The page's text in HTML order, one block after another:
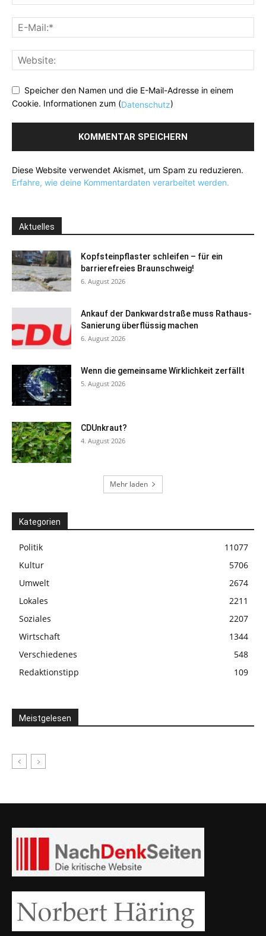
Speicher den Namen und die E-Mail-Adresse in einem
Cookie. Informationen zum (Datenschutz)
Diese Website verwendet Akismet, um Spam zu reduzieren.
Erfahre, wie deine Kommentardaten verarbeitet werden.
Aktuelles
Kopfsteinpflaster schleifen – für ein
barrierefreies Braunschweig!
6. August 2026
Ankauf der Dankwardstraße muss Rathaus-
Sanierung überflüssig machen
6. August 2026
Wenn die gemeinsame Wirklichkeit zerfällt
5. August 2026
CDUnkraut?
4. August 2026
Mehr laden
Kategorien
Politik
11077
Kultur
5706
Umwelt
2674
Lokales
2211
Soziales
2207
Wirtschaft
1344
Verschiedenes
548
Redaktionstipp
109
Meistgelesen